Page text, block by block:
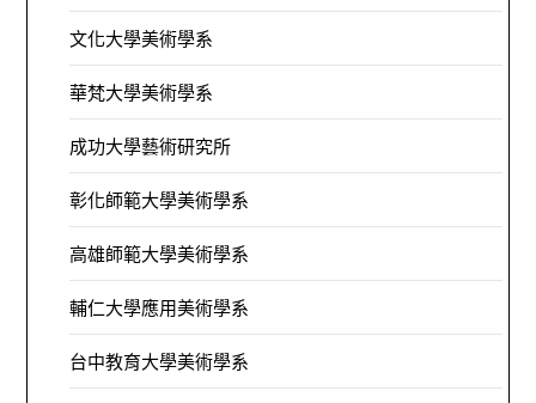
文化大學美術學系
華梵大學美術學系
成功大學藝術研究所
彰化師範大學美術學系
高雄師範大學美術學系
輔仁大學應用美術學系
台中教育大學美術學系